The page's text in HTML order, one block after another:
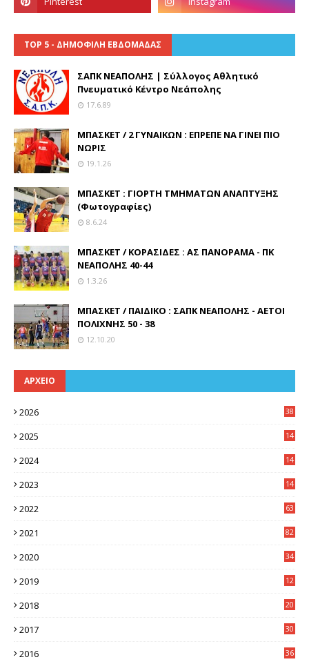
TOP 5 - ΔΗΜΟΦΙΛΗ ΕΒΔΟΜΑΔΑΣ
ΣΑΠΚ ΝΕΑΠΟΛΗΣ | Σύλλογος Αθλητικό
Πνευματικό Κέντρο Νεάπολης
17.6.89
ΜΠΑΣΚΕΤ / 2 ΓΥΝΑΙΚΩΝ : ΕΠΡΕΠΕ ΝΑ ΓΙΝΕΙ ΠΙΟ
ΝΩΡΙΣ
19.1.26
ΜΠΑΣΚΕΤ : ΓΙΟΡΤΗ ΤΜΗΜΑΤΩΝ ΑΝΑΠΤΥΞΗΣ
(Φωτογραφίες)
8.6.24
ΜΠΑΣΚΕΤ / ΚΟΡΑΣΙΔΕΣ : ΑΣ ΠΑΝΟΡΑΜΑ - ΠΚ
ΝΕΑΠΟΛΗΣ 40-44
1.3.26
ΜΠΑΣΚΕΤ / ΠΑΙΔΙΚΟ : ΣΑΠΚ ΝΕΑΠΟΛΗΣ - ΑΕΤΟΙ
ΠΟΛΙΧΝΗΣ 50 - 38
12.10.20
ΑΡΧΕΙΟ
2026 38
2025
14
2024
14
2023
14
2022 63
2021 82
2020 34
2019
12
2018
20
2017
30
2016
36